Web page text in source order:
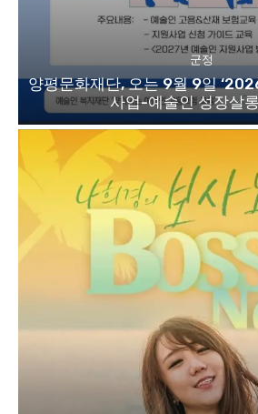
군정
양평문화재단, 오는 9월 9일
사업-예술인 성장살